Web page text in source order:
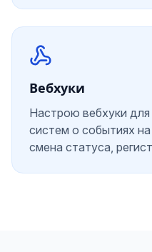
Вебхуки
Настрою вебхуки
систем о событиях
смена статуса,